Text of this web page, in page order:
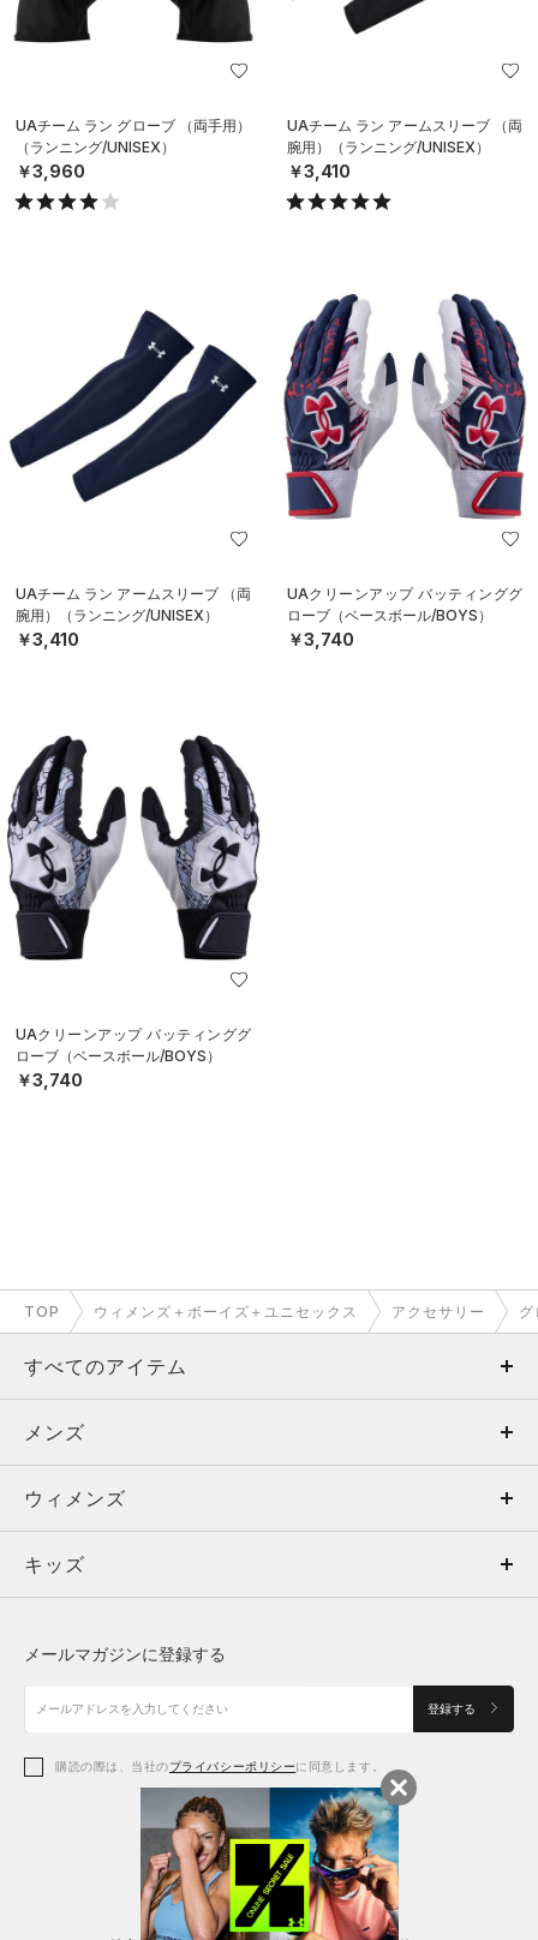
UAチーム ラン グローブ （両手用）
（ランニング/UNISEX）
￥3,960
UAチーム ラン アームスリーブ （両
腕用）（ランニング/UNISEX）
￥3,410
UAチーム ラン アームスリーブ （両
腕用）（ランニング/UNISEX）
￥3,410
UAクリーンアップ バッティンググ
ローブ（ベースボール/BOYS）
￥3,740
UAクリーンアップ バッティンググ
ローブ（ベースボール/BOYS）
￥3,740
TOP ウィメンズ＋ボーイズ＋ユニセックス アクセサリー
すべてのアイテム
メンズ
ウィメンズ
キッズ
アクセサリー
メンズ
トップス
ボトムス
アクセサリー
ウィメンズ
トップス
シューズ
アクセサリー
レギンス＆タイツ
キッズ
シューズ
メールマガジンに登録する
登録する
購読の際は、当社のプライバシーポリシーに同意します。